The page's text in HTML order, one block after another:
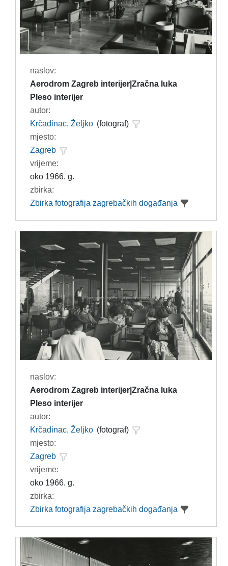
naslov:
Aerodrom Zagreb interijer|Zračna luka
Pleso interijer
autor:
Krčadinac, Željko (fotograf)
mjesto:
Zagreb
vrijeme:
oko 1966. g.
zbirka:
Zbirka fotografija zagrebačkih događanja
naslov:
Aerodrom Zagreb interijer|Zračna luka
Pleso interijer
autor:
Krčadinac, Željko (fotograf)
mjesto:
Zagreb
vrijeme:
oko 1966. g.
zbirka:
Zbirka fotografija zagrebačkih događanja